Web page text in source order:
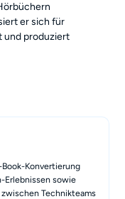
er sich für
und produziert
Konvertierung
Erlebnissen sowie
Technikteams